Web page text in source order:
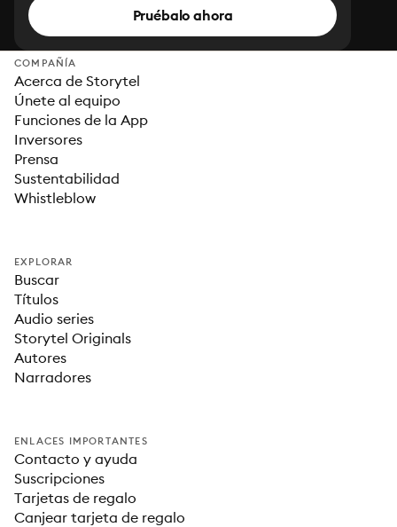
Pruébalo ahora
COMPAÑÍA
Acerca de Storytel
Únete al equipo
Funciones de la App
Inversores
Prensa
Sustentabilidad
Whistleblow
EXPLORAR
Buscar
Títulos
Audio series
Storytel Originals
Autores
Narradores
ENLACES IMPORTANTES
Contacto y ayuda
Suscripciones
Tarjetas de regalo
Canjear tarjeta de regalo